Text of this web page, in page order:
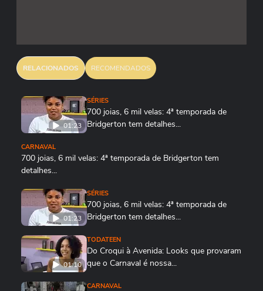
RELACIONADOS RECOMENDADOS
01:23
SÉRIES
700 joias, 6 mil velas: 4ª temporada de
Bridgerton tem detalhes...
CARNAVAL
700 joias, 6 mil velas: 4ª temporada de Bridgerton tem
detalhes...
01:23
SÉRIES
700 joias, 6 mil velas: 4ª temporada de
Bridgerton tem detalhes...
01:10
TODATEEN
Do Croqui à Avenida: Looks que provaram
que o Carnaval é nossa...
CARNAVAL